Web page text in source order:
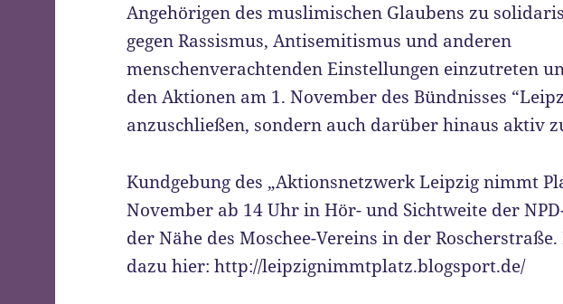
Angehörigen des muslimischen Glaubens zu
gegen Rassismus, Antisemitismus und anderen
menschenverachtenden Einstellungen einzutreten
den Aktionen am 1. November des Bündnisses
anzuschließen, sondern auch darüber hinaus aktiv
Kundgebung des „Aktionsnetzwerk Leipzig nimmt
November ab 14 Uhr in Hör- und Sichtweite der
der Nähe des Moschee-Vereins in der
dazu hier: http://leipzignimmtplatz.blogsport.de/